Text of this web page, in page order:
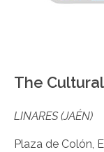
The
LINARES (JAÉN)
Plaza de Colón,